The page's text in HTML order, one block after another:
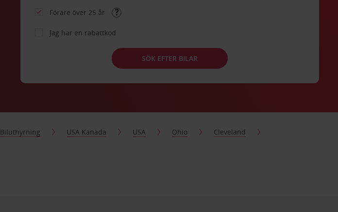
Förare över 25 år
Jag har en rabattkod
SÖK EFTER BILAR
Biluthyrning USA Kanada USA Ohio
Cleveland